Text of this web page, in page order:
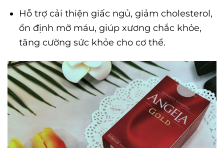
Hỗ trợ cải thiện giấc ngủ, giảm cholesterol,
ổn định mỡ máu, giúp xương chắc khỏe,
tăng cường sức khỏe cho cơ thể.